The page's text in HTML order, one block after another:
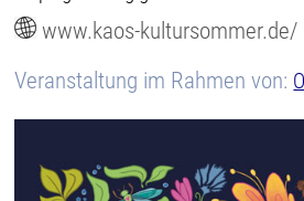
www.kaos-kultursommer.de/
Veranstaltung im Rahmen von: